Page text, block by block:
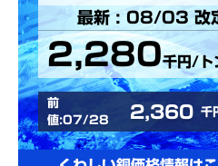
最新 : 08/03 改
2,280千円/ト
前
値:07/28
2,360 千